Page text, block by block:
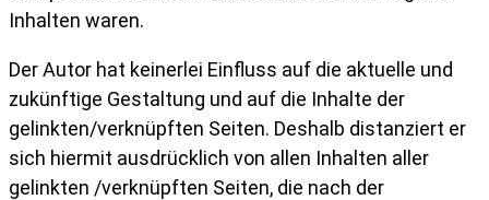
Inhalten waren.
Der Autor hat keinerlei Einfluss auf die aktuelle und
zukünftige Gestaltung und auf die Inhalte der
gelinkten/verknüpften Seiten. Deshalb distanziert er
sich hiermit ausdrücklich von allen Inhalten aller
gelinkten /verknüpften Seiten, die nach der